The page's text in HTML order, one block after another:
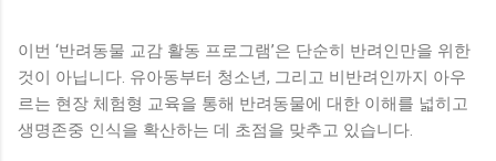
이번 ‘반려동물 교감 활동 프로그램’은 단순히 반려인만을 위한
것이 아닙니다. 유아동부터 청소년, 그리고 비반려인까지 아우
르는 현장 체험형 교육을 통해 반려동물에 대한 이해를 넓히고
생명존중 인식을 확산하는 데 초점을 맞추고 있습니다.